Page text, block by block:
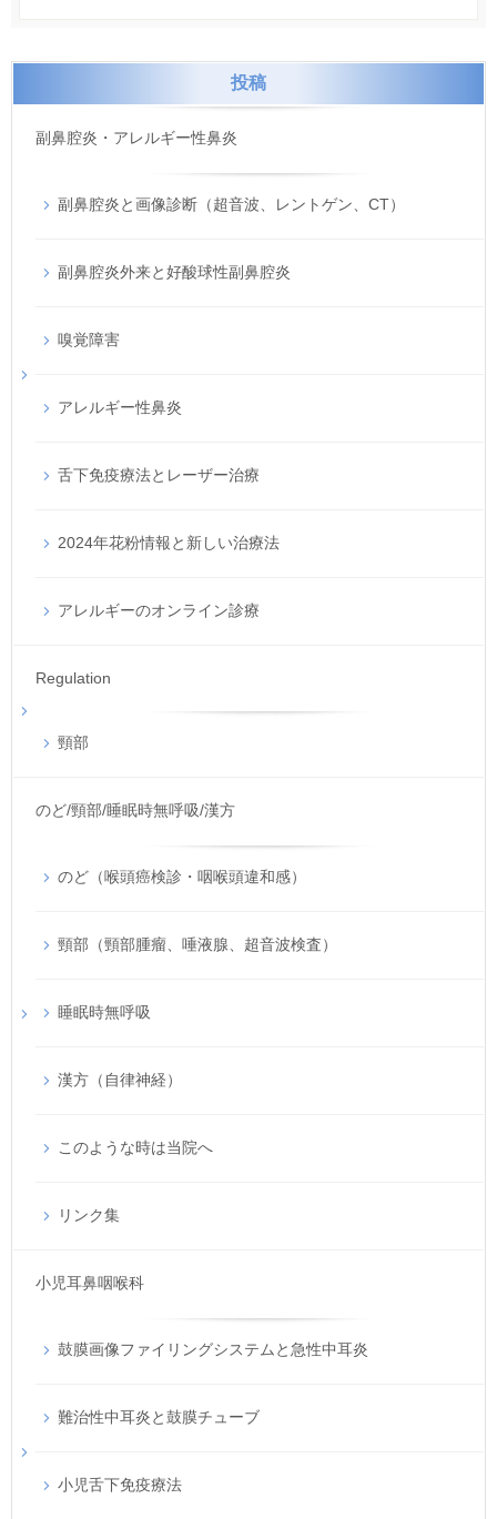
投稿
副鼻腔炎・アレルギー性鼻炎
副鼻腔炎と画像診断（超音波、レントゲン、CT）
副鼻腔炎外来と好酸球性副鼻腔炎
嗅覚障害
アレルギー性鼻炎
舌下免疫療法とレーザー治療
2024年花粉情報と新しい治療法
アレルギーのオンライン診療
Regulation
頸部
のど/頸部/睡眠時無呼吸/漢方
のど（喉頭癌検診・咽喉頭違和感）
頸部（頸部腫瘤、唾液腺、超音波検査）
睡眠時無呼吸
漢方（自律神経）
このような時は当院へ
リンク集
小児耳鼻咽喉科
鼓膜画像ファイリングシステムと急性中耳炎
難治性中耳炎と鼓膜チューブ
小児舌下免疫療法